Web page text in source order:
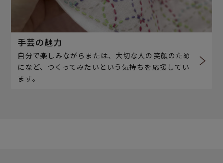
手芸の魅力
自分で楽しみながらまたは、大切な人の笑顔のため
になど、つくってみたいという気持ちを応援してい
ます。